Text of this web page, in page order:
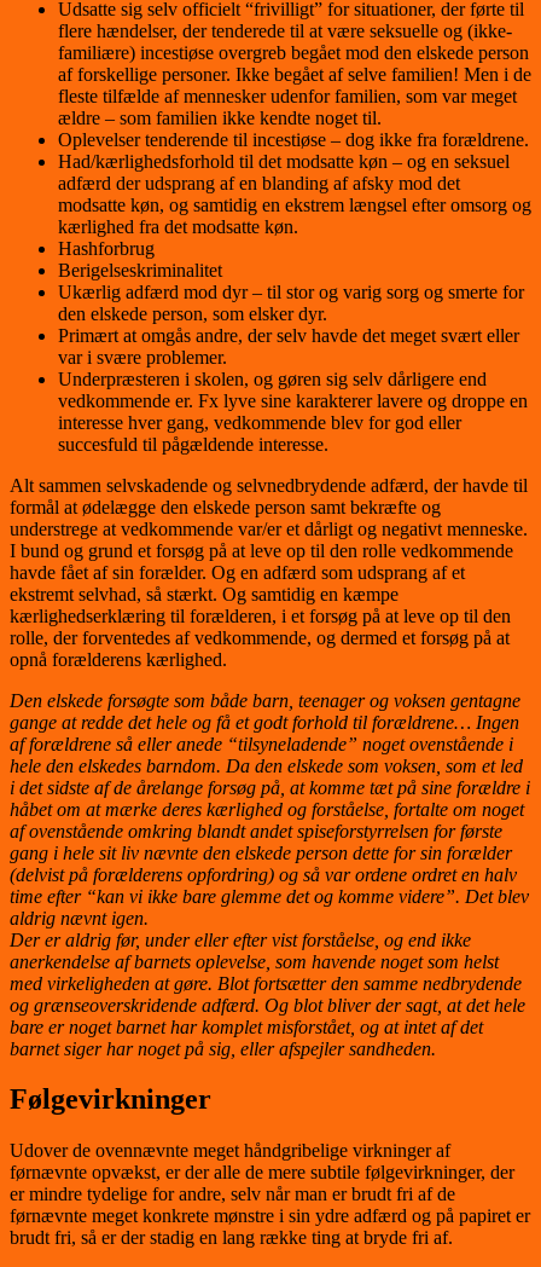
Udsatte sig selv officielt “frivilligt” for situationer, der førte til
flere hændelser, der tenderede til at være seksuelle og (ikke-
familiære) incestiøse overgreb begået mod den elskede person
af forskellige personer. Ikke begået af selve familien! Men i de
fleste tilfælde af mennesker udenfor familien, som var meget
ældre – som familien ikke kendte noget til.
Oplevelser tenderende til incestiøse – dog ikke fra forældrene.
Had/kærlighedsforhold til det modsatte køn – og en seksuel
adfærd der udsprang af en blanding af afsky mod det
modsatte køn, og samtidig en ekstrem længsel efter omsorg og
kærlighed fra det modsatte køn.
Hashforbrug
Berigelseskriminalitet
Ukærlig adfærd mod dyr – til stor og varig sorg og smerte for
den elskede person, som elsker dyr.
Primært at omgås andre, der selv havde det meget svært eller
var i svære problemer.
Underpræsteren i skolen, og gøren sig selv dårligere end
vedkommende er. Fx lyve sine karakterer lavere og droppe en
interesse hver gang, vedkommende blev for god eller
succesfuld til pågældende interesse.
Alt sammen selvskadende og selvnedbrydende adfærd, der havde til
formål at ødelægge den elskede person samt bekræfte og
understrege at vedkommende var/er et dårligt og negativt menneske.
I bund og grund et forsøg på at leve op til den rolle vedkommende
havde fået af sin forælder. Og en adfærd som udsprang af et
ekstremt selvhad, så stærkt. Og samtidig en kæmpe
kærlighedserklæring til forælderen, i et forsøg på at leve op til den
rolle, der forventedes af vedkommende, og dermed et forsøg på at
opnå forælderens kærlighed.
Den elskede forsøgte som både barn, teenager og voksen gentagne
gange at redde det hele og få et godt forhold til forældrene… Ingen
af forældrene så eller anede “tilsyneladende” noget ovenstående i
hele den elskedes barndom. Da den elskede som voksen, som et led
i det sidste af de årelange forsøg på, at komme tæt på sine forældre i
håbet om at mærke deres kærlighed og forståelse, fortalte om noget
af ovenstående omkring blandt andet spiseforstyrrelsen for første
gang i hele sit liv nævnte den elskede person dette for sin forælder
(delvist på forælderens opfordring) og så var ordene ordret en halv
time efter “kan vi ikke bare glemme det og komme videre”. Det blev
aldrig nævnt igen.
Der er aldrig før, under eller efter vist forståelse, og end ikke
anerkendelse af barnets oplevelse, som havende noget som helst
med virkeligheden at gøre. Blot fortsætter den samme nedbrydende
og grænseoverskridende adfærd. Og blot bliver der sagt, at det hele
bare er noget barnet har komplet misforstået, og at intet af det
barnet siger har noget på sig, eller afspejler sandheden.
Følgevirkninger
Udover de ovennævnte meget håndgribelige virkninger af
førnævnte opvækst, er der alle de mere subtile følgevirkninger, der
er mindre tydelige for andre, selv når man er brudt fri af de
førnævnte meget konkrete mønstre i sin ydre adfærd og på papiret er
brudt fri, så er der stadig en lang række ting at bryde fri af.